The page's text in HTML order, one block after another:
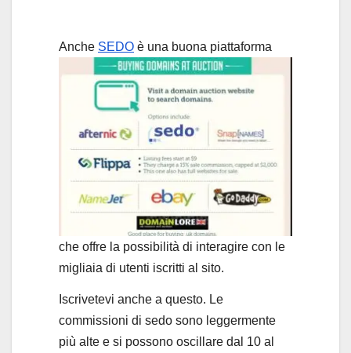
Anche SEDO è una buona piattaforma
che offre la possibilità di interagire con le
migliaia di utenti iscritti al sito.
Iscrivetevi anche a questo. Le
commissioni di sedo sono leggermente
più alte e si possono oscillare dal 10 al